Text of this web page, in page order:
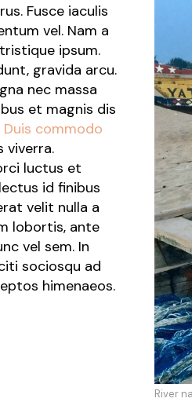
Fusce iaculis
vel. Nam a
ipsum.
gravida arcu.
nec massa
et magnis dis
Duis commodo
viverra.
luctus et
id finibus
velit nulla a
lobortis, ante
vel sem. In
sociosqu ad
himenaeos.
River